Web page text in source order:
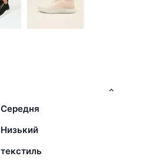
Середня
Низький
текстиль